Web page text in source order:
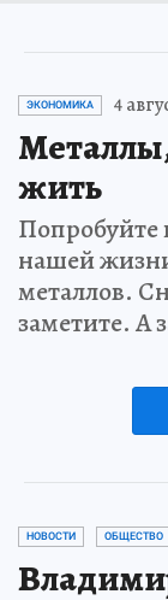
ЭКОНОМИКА 4
жить
Попробуйте
нашей
металлов.
заметите. А
НОВОСТИ ОБЩЕСТВО